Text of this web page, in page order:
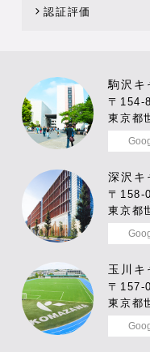
認証評価
駒沢キ
〒154-
東京都
深沢キ
〒158-
東京都
玉川キ
〒157-
東京都